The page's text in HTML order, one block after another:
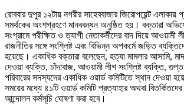
রোববার দুপুর ১২টায় নগরীর সাহেববাজার জিরোপয়েন্ট এলাকায়
সমর্থকের অংশগ্রহণে মানববন্ধন অনুষ্ঠিত হয়। বক্তারা
সংগ্রামে পরীক্ষিত ও ত্যাগী নেতাকর্মীদের বাদ দিয়ে আওয়ামী
রাজনীতির সঙ্গে সংশ্লিষ্ট এবং বিভিন্ন অপকর্মে জড়িত
হয়েছে। একাধিক বক্তারা বলেছেন, হত্যা মামলার আসামি,
দেওয়া ব্যক্তি, চাঁদাবাজ, আওয়ামী লীগ সংশ্লিষ্ট ব্যক্তি,
পরিবারের সদস্যদের একাধিক ওয়ার্ড কমিটিতে স্থান দেওয়া
সময়ের মধ্যে ৪১টি ওয়ার্ড কমিটি প্রত্যাহার অথবা
আন্দোলন কর্মসূচি ঘোষণা করা হবে।